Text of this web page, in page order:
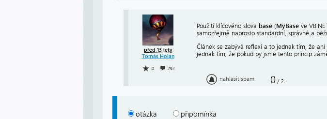
před 13 lety
Tomáš Holan
0 292
Použití klíčovéno slova base (MyBase ve
samozřejmě naprosto standardní, správné a
Článek se zabývá reflexí a to jednak tím, že
jednak tím, že pokud by jsme tento princip
nahlásit spam 0 / 2
otázka
připomínka